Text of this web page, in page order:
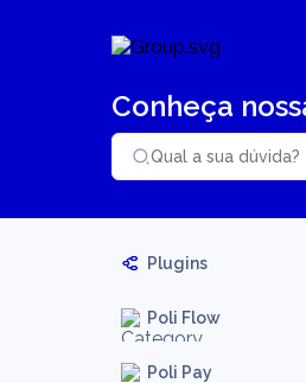
Conheça
Plugins
Poli Flow
Poli Pay